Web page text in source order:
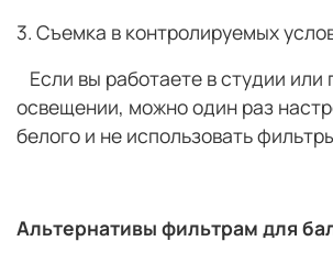
3. Съемка в контролируемых
Если вы работаете в студии или
освещении, можно один раз
белого и не использовать
Альтернативы фильтрам для